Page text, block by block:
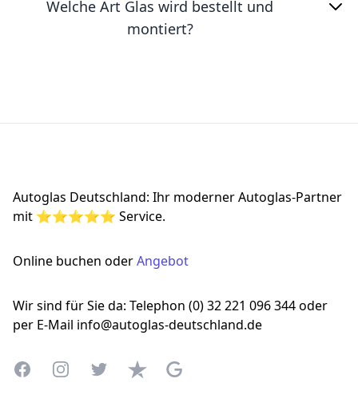
Welche Art Glas wird bestellt und
montiert?
Autoglas Deutschland: Ihr moderner Autoglas-Partner
mit ⭐⭐⭐⭐⭐ Service.
Online buchen oderAngebot
Wir sind für Sie da: Telephon (0) 32 221 096 344 oder
per E-Mail info@autoglas-deutschland.de
FacebookInstagramTwitterTrustpilotGoogle Business Profile